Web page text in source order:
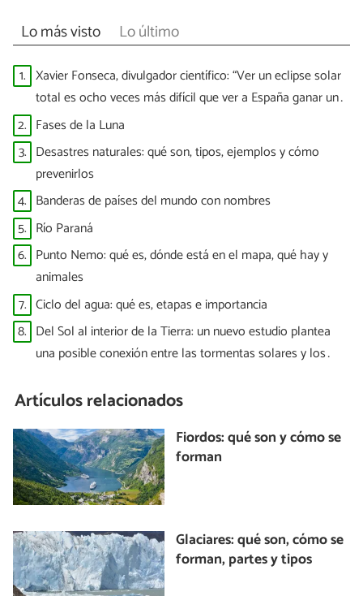
Lo más visto Lo último
1. Xavier Fonseca, divulgador científico: “Ver un eclipse solar
total es ocho veces más difícil que ver a España ganar un
Mundial”
2. Fases de la Luna
3. Desastres naturales: qué son, tipos, ejemplos y cómo
prevenirlos
4. Banderas de países del mundo con nombres
5. Río Paraná
6. Punto Nemo: qué es, dónde está en el mapa, qué hay y
animales
7. Ciclo del agua: qué es, etapas e importancia
8. Del Sol al interior de la Tierra: un nuevo estudio plantea
una posible conexión entre las tormentas solares y los
Artículos relacionados
Fiordos: qué son y cómo se
forman
Glaciares: qué son, cómo se
forman, partes y tipos